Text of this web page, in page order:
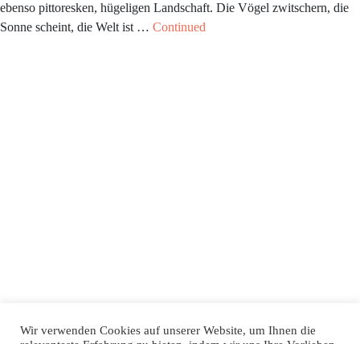
ebenso pittoresken, hügeligen Landschaft. Die Vögel zwitschern, die
Sonne scheint, die Welt ist … Continued
Wir verwenden Cookies auf unserer Website, um Ihnen die